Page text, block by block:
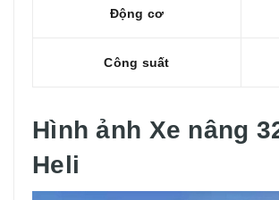
Động cơ
Công suất
Hình ảnh Xe nâng
Heli